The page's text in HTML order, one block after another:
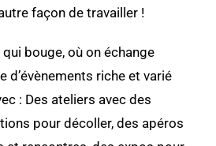
façon de travailler !
qui bouge, où on échange
d’évènements riche et varié
: Des ateliers avec des
pour décoller, des apéros